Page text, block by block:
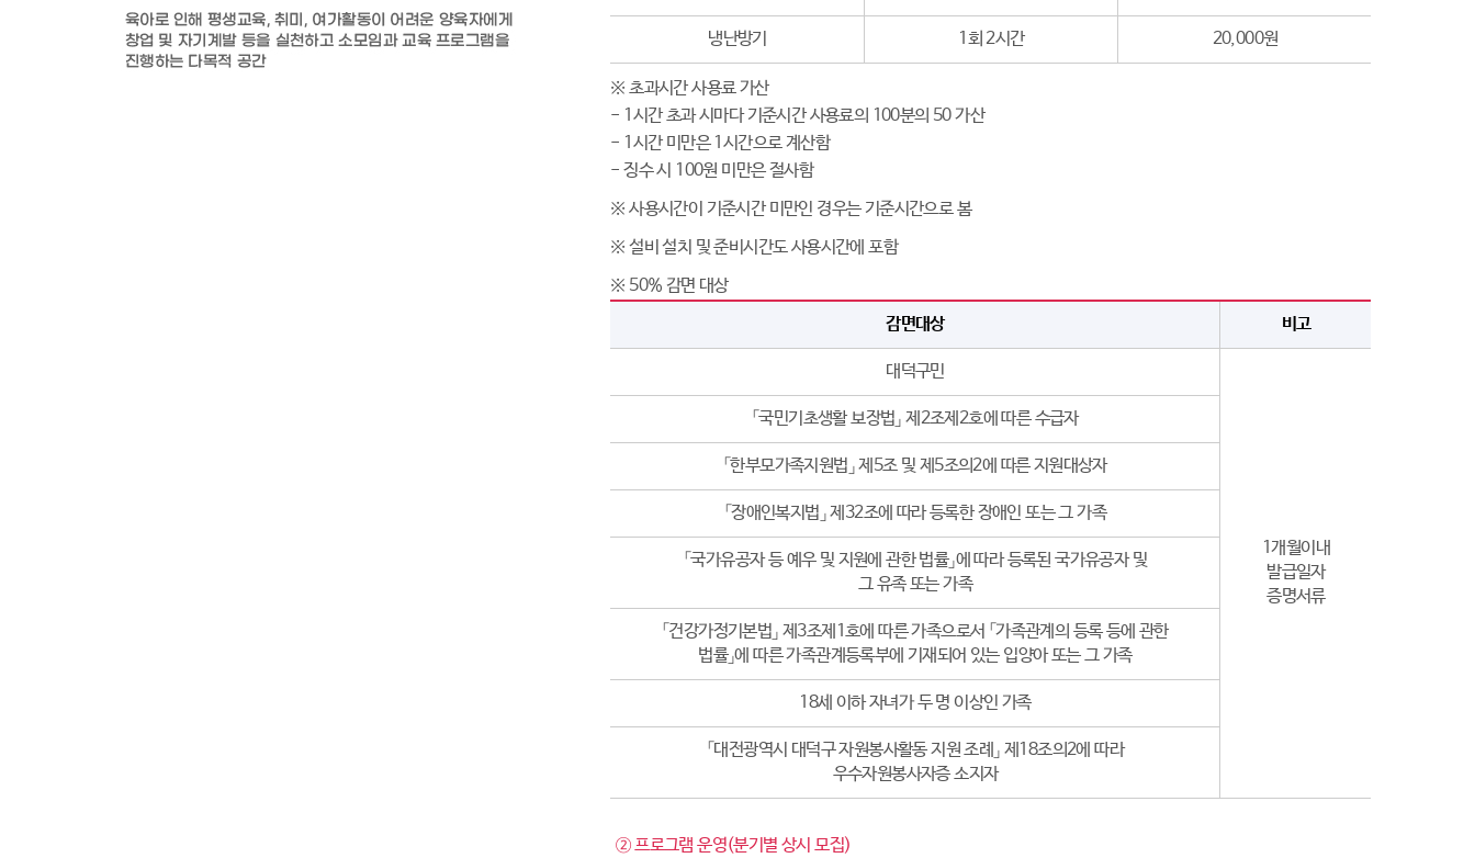
냉난방기 1회 2시간 20,000원
※ 초과시간 사용료 가산
- 1시간 초과 시마다 기준시간 사용료의 100분의 50 가산
- 1시간 미만은 1시간으로 계산함
- 징수 시 100원 미만은 절사함
※ 사용시간이 기준시간 미만인 경우는 기준시간으로 봄
※ 설비 설치 및 준비시간도 사용시간에 포함
※ 50% 감면 대상
감면대상
비고
대덕구민
1개월이내
발급일자
증명서류
「국민기초생활 보장법」 제2조제2호에 따른 수급자
「한부모가족지원법」 제5조 및 제5조의2에 따른 지원대상자
「장애인복지법」 제32조에 따라 등록한 장애인 또는 그 가족
「국가유공자 등 예우 및 지원에 관한 법률」에 따라 등록된 국가유공자 및
그 유족 또는 가족
「건강가정기본법」 제3조제1호에 따른 가족으로서 「가족관계의 등록 등에 관한
법률」에 따른 가족관계등록부에 기재되어 있는 입양아 또는 그 가족
18세 이하 자녀가 두 명 이상인 가족
「대전광역시 대덕구 자원봉사활동 지원 조례」 제18조의2에 따라
우수자원봉사자증 소지자
② 프로그램 운영(분기별 상시 모집)